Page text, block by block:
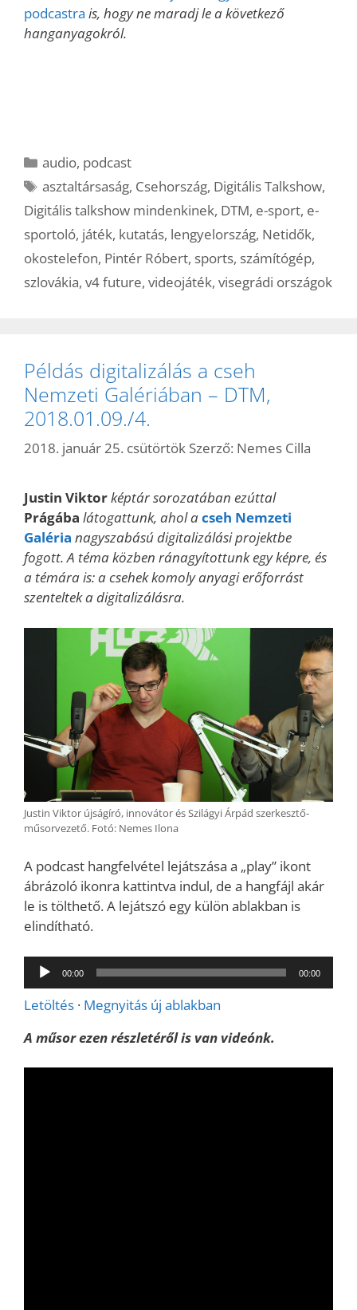
podcastra is, hogy ne maradj le a következő
hanganyagokról.
Kategória
audio, podcast
Címkék
asztaltársaság, Csehország, Digitális Talkshow,
Digitális talkshow mindenkinek, DTM, e-sport, e-
sportoló, játék, kutatás, lengyelország, Netidők,
okostelefon, Pintér Róbert, sports, számítógép,
szlovákia, v4 future, videojáték, visegrádi országok
Példás digitalizálás a cseh
Nemzeti Galériában – DTM,
2018.01.09./4.
2018. január 25. csütörtök Szerző: Nemes Cilla
Justin Viktorképtár sorozatában ezúttal
Prágába látogattunk, ahol acseh Nemzeti
Galéria nagyszabású digitalizálási projektbe
fogott. A téma közben ránagyítottunk egy képre, és
a témára is: a csehek komoly anyagi erőforrást
szenteltek a digitalizálásra.
Justin Viktor újságíró, innovátor és Szilágyi Árpád szerkesztő-
műsorvezető. Fotó: Nemes Ilona
A podcast hangfelvétel lejátszása a „play” ikont
ábrázoló ikonra kattintva indul, de a hangfájl akár
le is tölthető. A lejátszó egy külön ablakban is
elindítható.
Audió
lejátszó
00:00 00:00
Letöltés · Megnyitás új ablakban
A műsor ezen részletéről is van videónk.